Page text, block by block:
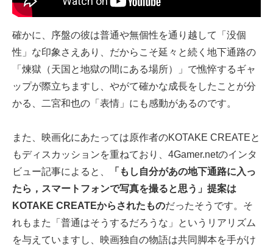
確かに、序盤の彼は普通や無個性を通り越して「没個
性」な印象さえあり、だからこそ延々と続く地下通路の
「煉獄（天国と地獄の間にある場所）」で憔悴するギャ
ップが際立ちますし、やがて確かな成長をしたことが分
かる、二宮和也の「表情」にも感動があるのです。
また、映画化にあたっては原作者のKOTAKE CREATEと
もディスカッションを重ねており、4Gamer.netのインタ
ビュー記事によると、
「もし自分があの地下通路に入っ
たら，スマートフォンで写真を撮ると思う」提案は
KOTAKE CREATEからされたものだったそうです。そ
れもまた「普通はそうするだろうな」というリアリズム
を与えていますし、映画独自の物語は共同脚本を手がけ